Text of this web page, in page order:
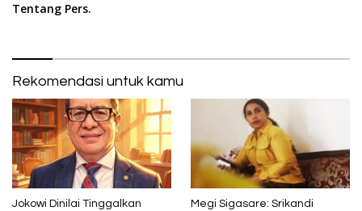
Tentang Pers.
Rekomendasi untuk kamu
Jokowi Dinilai Tinggalkan
Megi Sigasare: Srikandi